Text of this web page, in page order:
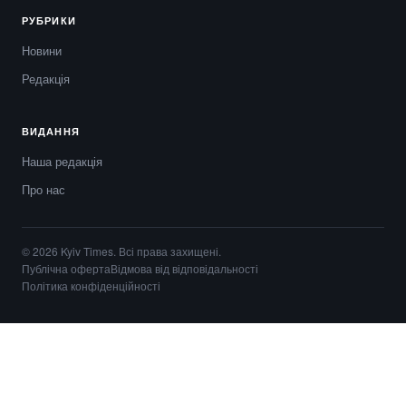
РУБРИКИ
Новини
Редакція
ВИДАННЯ
Наша редакція
Про нас
© 2026 Kyiv Times. Всі права захищені.
Публічна офертаВідмова від відповідальності
Політика конфіденційності